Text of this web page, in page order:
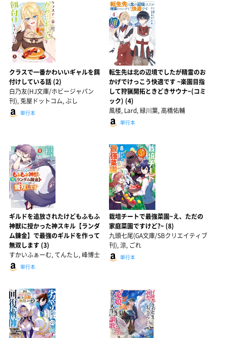
クラスで一番かわいいギャルを餌
付けしている話 (2)
白乃友(HJ文庫/ホビージャパン
刊), 兎屋ドットコム, ぶし
単行本
転生先は北の辺境でしたが精霊のお
かげでけっこう快適です ~楽園目指
して狩猟開拓ときどきサウナ~(コミ
ック) (4)
風楼, Lard, 緑川葉, 高橋佑輔
単行本
ギルドを追放されたけどもふもふ
神獣に授かった神スキル【ランダ
ム錬金】で最強のギルドを作って
無双します (3)
すかいふぁーむ, てんたし, 峰博士
単行本
栽培チートで最強菜園~え、ただの
家庭菜園ですけど?~ (8)
九頭七尾(GA文庫/SBクリエイティブ
刊), 涼, ごれ
単行本